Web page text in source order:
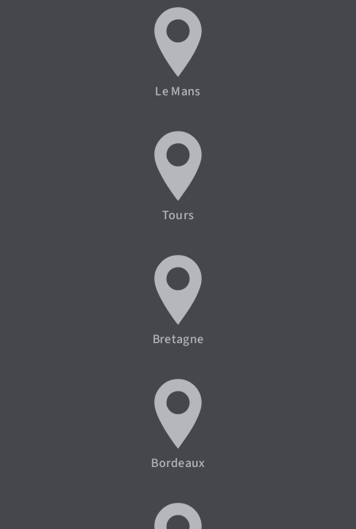
Le Mans
Tours
Bretagne
Bordeaux